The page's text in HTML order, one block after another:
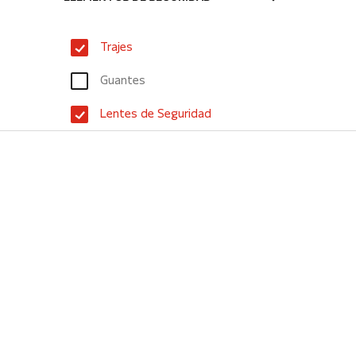
Trajes
Guantes
Lentes de Seguridad